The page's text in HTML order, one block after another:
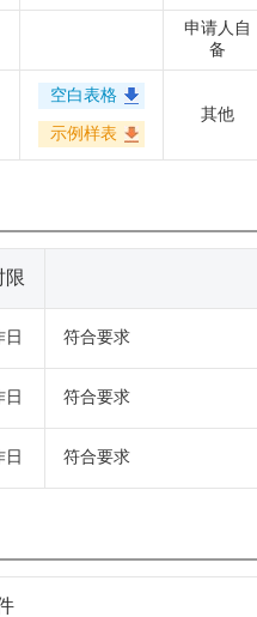
申请人自
备
空白表格
示例样表
其他
限
日 符合要求
日 符合要求
日 符合要求